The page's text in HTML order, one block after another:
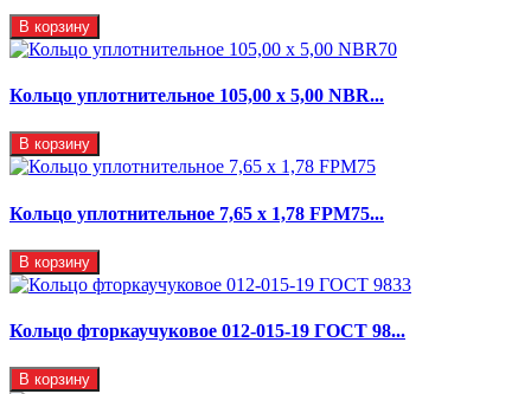
В корзину
Кольцо уплотнительное 105,00 х 5,00 NBR...
В корзину
Кольцо уплотнительное 7,65 x 1,78 FPM75...
В корзину
Кольцо фторкаучуковое 012-015-19 ГОСТ 98...
В корзину